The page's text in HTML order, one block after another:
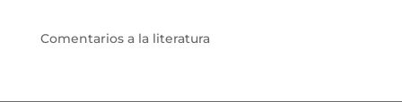
Comentarios a la literatura